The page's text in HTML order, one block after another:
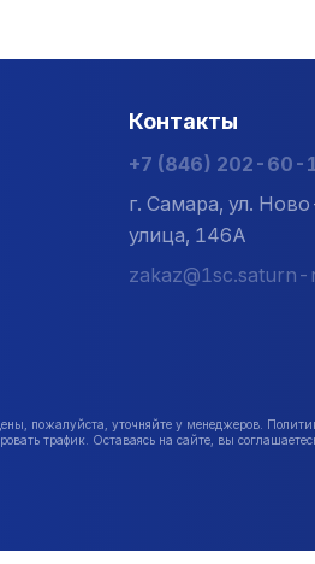
Контакты
+7 (846) 202-60-
г. Самара, ул.
улица, 146А
пожалуйста, уточняйте у менеджеров.
трафик. Оставаясь на сайте, вы